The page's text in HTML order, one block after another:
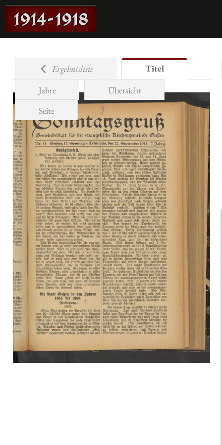
Ergebnisliste
Titel
Jahre
Übersicht
Seite